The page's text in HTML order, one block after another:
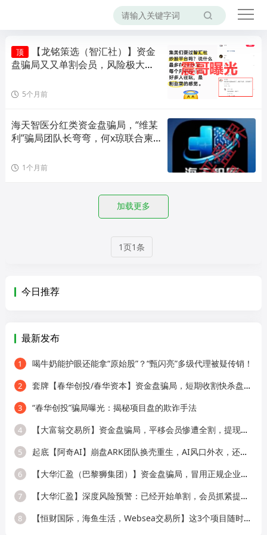
顶
【龙铭策选（智汇社）】资金
盘骗局又又单割会员，风险极大，
5个月前
海天智医分红类资金盘骗局，“维某
利”骗局团队长弯弯，何x琼联合柬
1个月前
加载更多
1页1条
今日推荐
最新发布
1 喝牛奶能护眼还能拿“原始股”？“甄闪亮”多级代理被疑传销！
2 套牌【春华创投/春华资本】资金盘骗局，短期收割快杀盘，远离！
3 “春华创投”骗局曝光：揭秘项目盘的欺诈手法
4 【大富翁交易所】资金盘骗局，平移会员惨遭全割，提现直接封号！
5 起底【阿奇AI】崩盘ARK团队换壳重生，AI风口外衣，还是老牌分销套路！
6 【大华汇盈（巴黎狮集团）】资金盘骗局，冒用正规企业名称，大量单割会员，
7 【大华汇盈】深度风险预警：已经开始单割，会员抓紧提现！！！
8 【恒财国际，海鱼生活，Websea交易所】这3个项目随时崩盘跑路，赶快远离！